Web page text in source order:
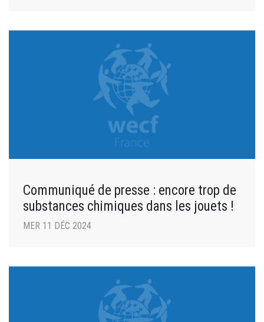
Communiqué de presse : encore trop de
substances chimiques dans les jouets !
MER 11 DÉC 2024